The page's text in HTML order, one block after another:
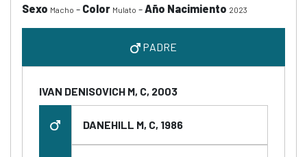
Sexo Macho - Color Mulato -Año Nacimiento 2023
PADRE
IVAN DENISOVICH M, C, 2003
DANEHILL M, C, 1986